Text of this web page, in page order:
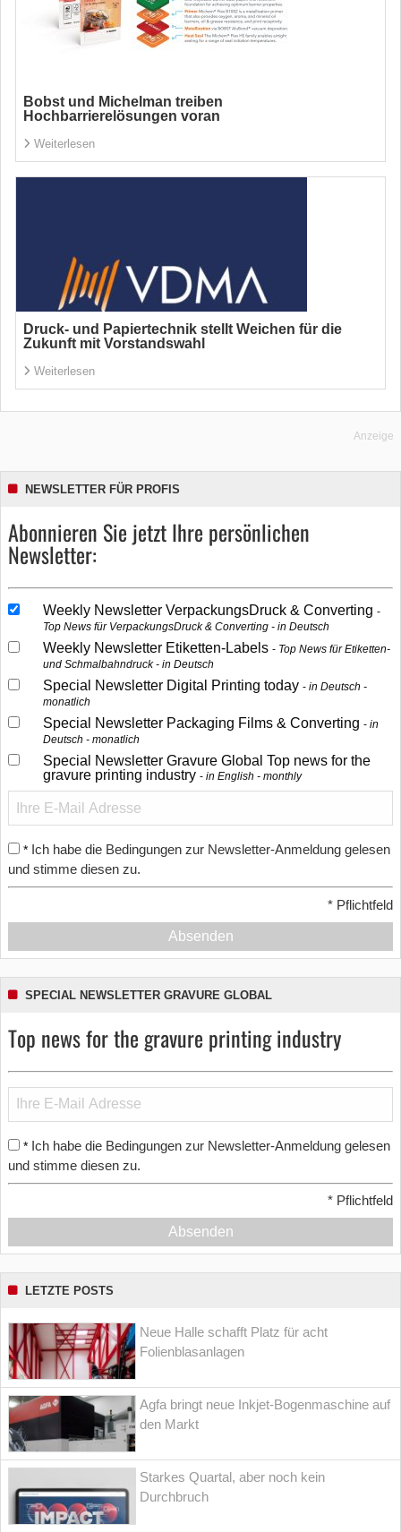
Bobst und Michelman treiben
Hochbarrierelösungen voran
Weiterlesen
Druck- und Papiertechnik stellt Weichen für die
Zukunft mit Vorstandswahl
Weiterlesen
Anzeige
NEWSLETTER FÜR PROFIS
Abonnieren Sie jetzt Ihre persönlichen
Newsletter:
Weekly Newsletter VerpackungsDruck & Converting
Top News für VerpackungsDruck & Converting - in Deutsch
Weekly Newsletter Etiketten-Labels
Top News für Etiketten-
und Schmalbahndruck - in Deutsch
Special Newsletter Digital Printing today
in Deutsch -
monatlich
Special Newsletter Packaging Films & Converting
in
Deutsch - monatlich
Special Newsletter Gravure Global Top news for the
gravure printing industry
in English - monthly
* Ich habe die Bedingungen zur Newsletter-Anmeldung gelesen
und stimme diesen zu.
* Pflichtfeld
Absenden
SPECIAL NEWSLETTER GRAVURE GLOBAL
Top news for the gravure printing industry
* Ich habe die Bedingungen zur Newsletter-Anmeldung gelesen
und stimme diesen zu.
* Pflichtfeld
Absenden
LETZTE POSTS
Neue Halle schafft Platz für acht
Folienblasanlagen
Agfa bringt neue Inkjet-Bogenmaschine auf
den Markt
Starkes Quartal, aber noch kein
Durchbruch